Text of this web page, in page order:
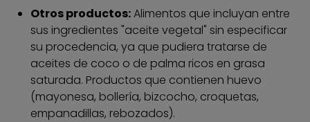
Otros productos:Alimentos que incluyan entre
sus ingredientes "aceite vegetal" sin especificar
su procedencia, ya que pudiera tratarse de
aceites de coco o de palma ricos en grasa
saturada. Productos que contienen huevo
(mayonesa, bollería, bizcocho, croquetas,
empanadillas, rebozados).